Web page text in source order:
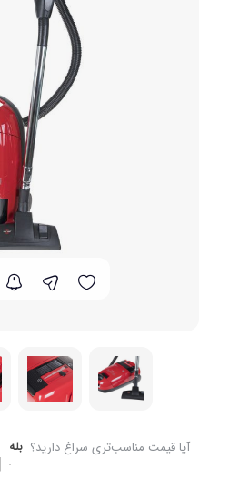
تهویه، سرمایش و گرمایش
آیا قیمت مناسب‌تری سراغ دارید؟ بله
|